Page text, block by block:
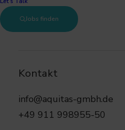
Jobs finden
Kontakt
info@aquitas-gmbh.de
+49 911 998955-50
Vollzeit